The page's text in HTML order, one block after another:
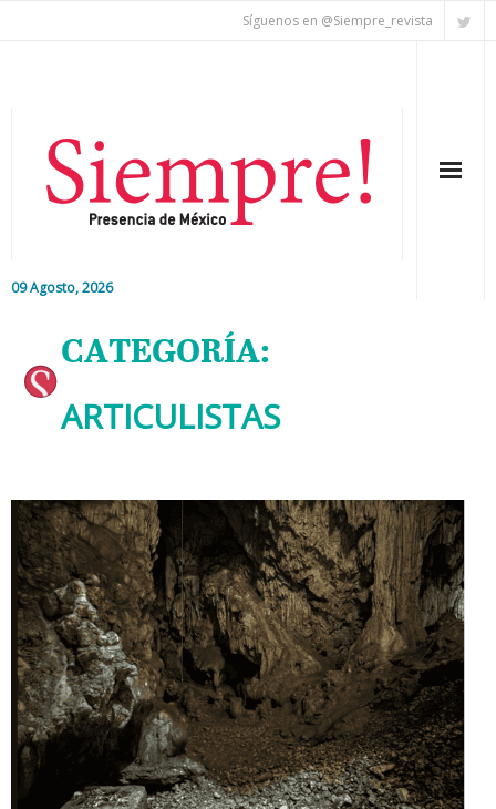
Síguenos en @Siempre_revista
09 Agosto, 2026
Editorial
Nacional
Internacional
Cultura
CATEGORÍA:
ARTICULISTAS